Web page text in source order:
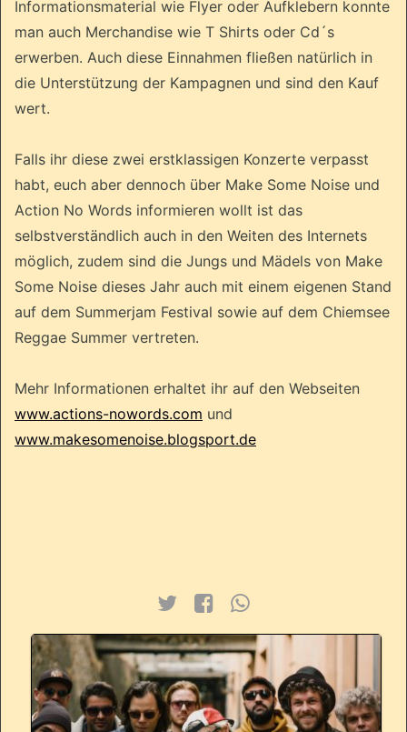
Informationsmaterial wie Flyer oder Aufklebern konnte
man auch Merchandise wie T Shirts oder Cd´s
erwerben. Auch diese Einnahmen fließen natürlich in
die Unterstützung der Kampagnen und sind den Kauf
wert.
Falls ihr diese zwei erstklassigen Konzerte verpasst
habt, euch aber dennoch über Make Some Noise und
Action No Words informieren wollt ist das
selbstverständlich auch in den Weiten des Internets
möglich, zudem sind die Jungs und Mädels von Make
Some Noise dieses Jahr auch mit einem eigenen Stand
auf dem Summerjam Festival sowie auf dem Chiemsee
Reggae Summer vertreten.
Mehr Informationen erhaltet ihr auf den Webseiten
www.actions-nowords.com und
www.makesomenoise.blogsport.de